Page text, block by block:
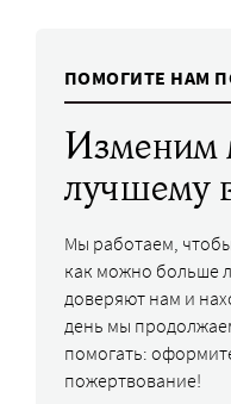
ПОМОГИТЕ НАМ
Изменим
лучшему
Мы работаем,
как можно больше
доверяют нам и
день мы
помогать:
пожертвование!